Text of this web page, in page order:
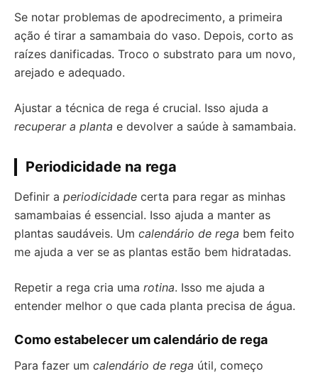
Se notar problemas de apodrecimento, a primeira
ação é tirar a samambaia do vaso. Depois, corto as
raízes danificadas. Troco o substrato para um novo,
arejado e adequado.
Ajustar a técnica de rega é crucial. Isso ajuda a
recuperar a planta e devolver a saúde à samambaia.
Periodicidade na rega
Definir a periodicidade certa para regar as minhas
samambaias é essencial. Isso ajuda a manter as
plantas saudáveis. Um calendário de rega bem feito
me ajuda a ver se as plantas estão bem hidratadas.
Repetir a rega cria uma rotina. Isso me ajuda a
entender melhor o que cada planta precisa de água.
Como estabelecer um calendário de rega
Para fazer um calendário de rega útil, começo